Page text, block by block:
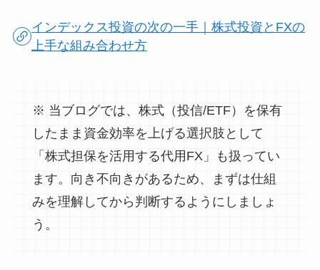
インデックス投資の次の一手｜株式投資とFXの
上手な組み合わせ方
※ 当ブログでは、株式（投信/ETF）を保有
したまま資金効率を上げる選択肢として
「株式担保を活用する代用FX」も扱ってい
ます。向き不向きがあるため、まずは仕組
みを理解してから判断するようにしましょ
う。